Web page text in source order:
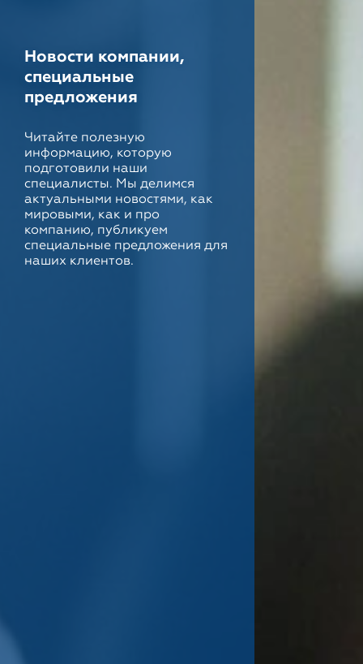
Новости компании,
специальные
предложения
Читайте полезную
информацию, которую
подготовили наши
специалисты. Мы делимся
актуальными новостями, как
мировыми, как и про
компанию, публикуем
специальные предложения для
наших клиентов.